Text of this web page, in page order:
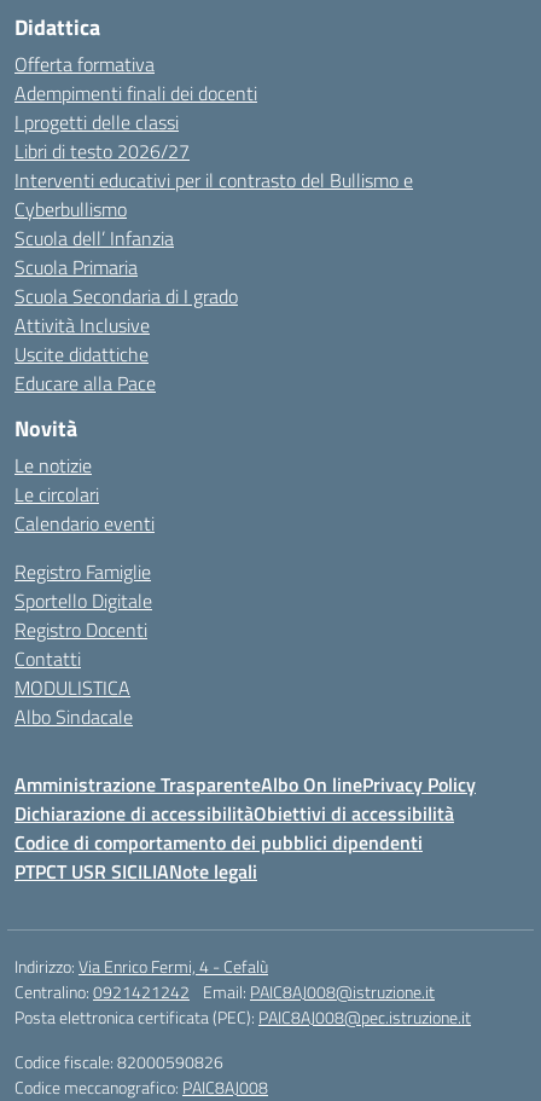
Didattica
Offerta formativa
Adempimenti finali dei docenti
I progetti delle classi
Libri di testo 2026/27
Interventi educativi per il contrasto del Bullismo e
Cyberbullismo
Scuola dell’ Infanzia
Scuola Primaria
Scuola Secondaria di I grado
Attività Inclusive
Uscite didattiche
Educare alla Pace
Novità
Le notizie
Le circolari
Calendario eventi
Registro Famiglie
Sportello Digitale
Registro Docenti
Contatti
MODULISTICA
Albo Sindacale
Amministrazione TrasparenteAlbo On linePrivacy Policy
Dichiarazione di accessibilitàObiettivi di accessibilità
Codice di comportamento dei pubblici dipendenti
PTPCT USR SICILIANote legali
Indirizzo:Via Enrico Fermi, 4 - Cefalù
Centralino:0921421242 Email: PAIC8AJ008@istruzione.it
Posta elettronica certificata (PEC): PAIC8AJ008@pec.istruzione.it
Codice fiscale: 82000590826
Codice meccanografico: PAIC8AJ008